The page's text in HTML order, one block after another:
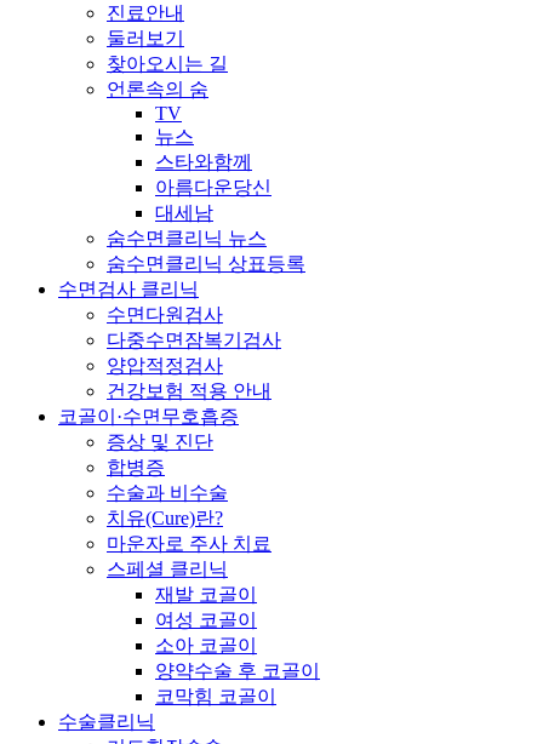
진료안내
둘러보기
찾아오시는 길
언론속의 숨
TV
뉴스
스타와함께
아름다운당신
대세남
숨수면클리닉 뉴스
숨수면클리닉 상표등록
수면검사 클리닉
수면다원검사
다중수면잠복기검사
양압적정검사
건강보험 적용 안내
코골이·수면무호흡증
증상 및 진단
합병증
수술과 비수술
치유(Cure)란?
마운자로 주사 치료
스페셜 클리닉
재발 코골이
여성 코골이
소아 코골이
양약수술 후 코골이
코막힘 코골이
수술클리닉